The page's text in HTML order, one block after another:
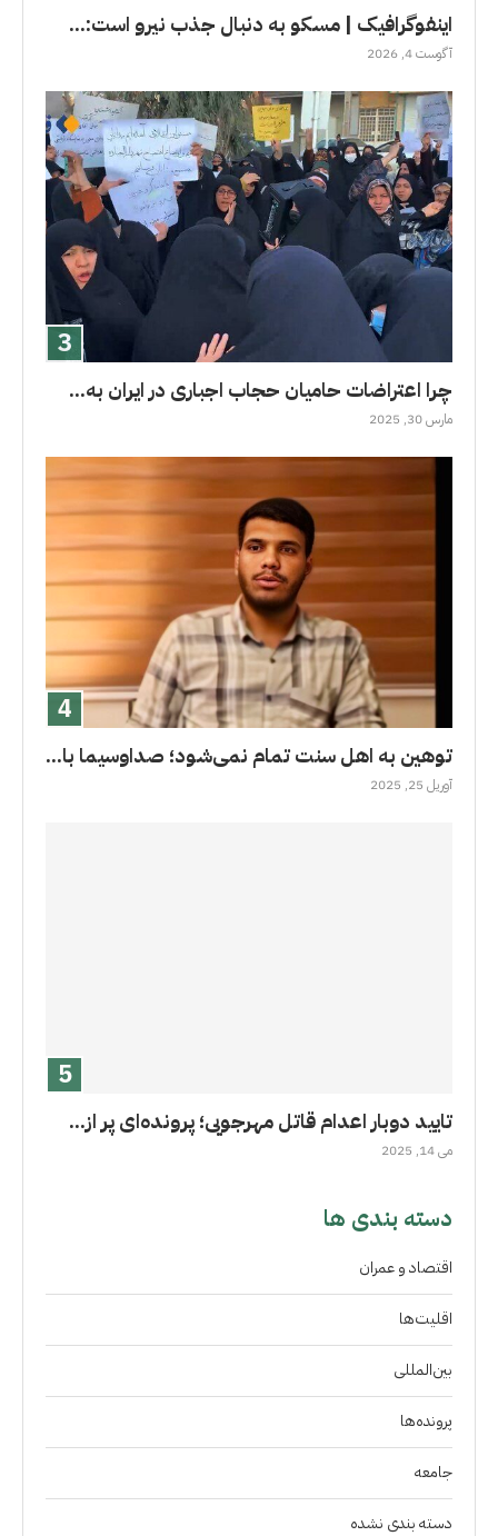
اینفوگرافیک | مسکو به دنبال جذب نیرو است:...
آگوست 4, 2026
چرا اعتراضات حامیان حجاب اجباری در ایران به...
مارس 30, 2025
توهین به اهل سنت تمام نمی‌شود؛ صداوسیما با...
آوریل 25, 2025
تایید دوبار اعدام قاتل مهرجویی؛ پرونده‌ای پر از...
می 14, 2025
دسته بندی ها
اقتصاد و عمران
اقلیت‌ها
بین‌المللی
پرونده‌ها
جامعه
دسته بندی نشده